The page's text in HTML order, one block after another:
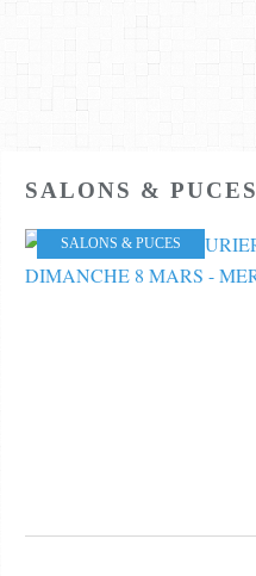
SALONS & PUCES
SALONS & PUCES